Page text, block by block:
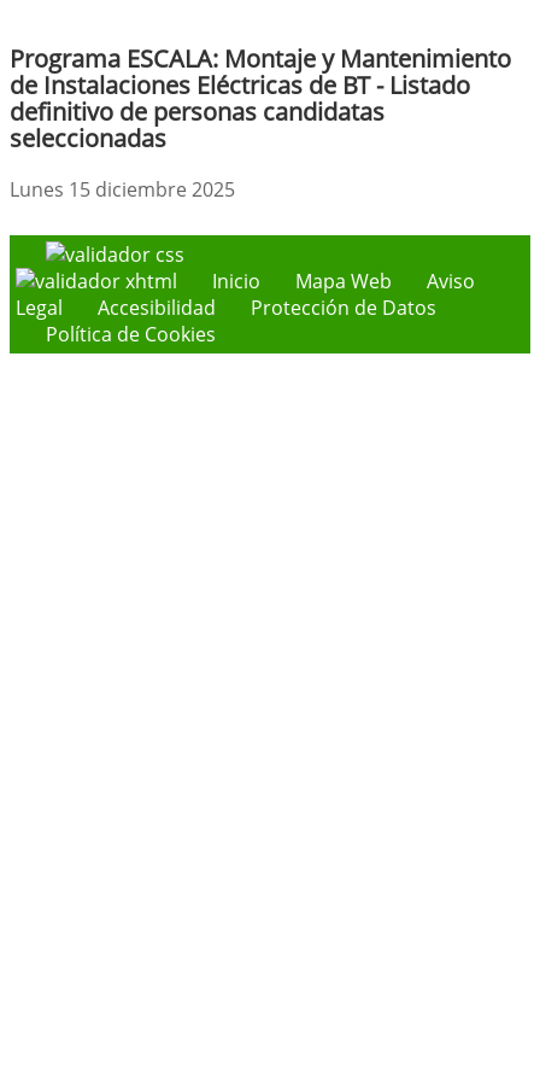
Programa ESCALA: Montaje y Mantenimiento
de Instalaciones Eléctricas de BT - Listado
definitivo de personas candidatas
seleccionadas
Lunes 15 diciembre 2025
Inicio Mapa Web
Aviso
Legal
Accesibilidad
Protección de Datos
Política de Cookies